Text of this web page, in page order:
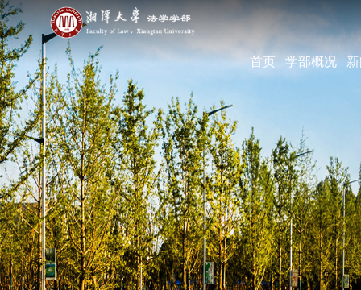
首页 学部概况
现任领导
机构设置
学部宣传片
部长寄语